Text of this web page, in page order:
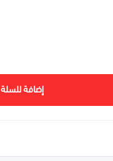
إضافة للسلة